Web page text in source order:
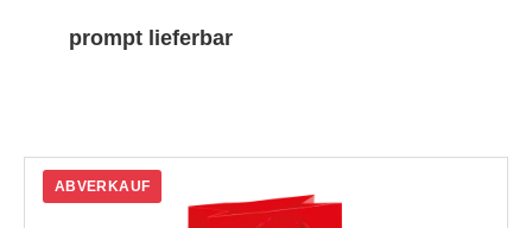
prompt lieferbar
ABVERKAUF